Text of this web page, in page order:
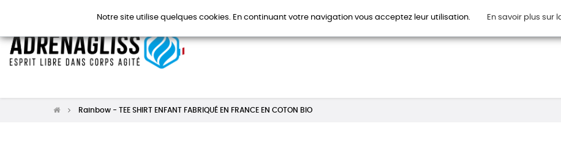
HOMMES FEMMES
Rainbow - TEE SHIRT ENFANT FABRIQUÉ EN FRANCE EN COTON BIO
Notre site utilise quelques cookies. En continuant votre navigation vous acceptez leur utilisation. En savoir plus sur